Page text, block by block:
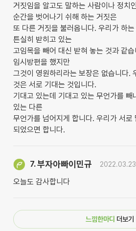
거짓임을 알고도 말하는 사람이나 정치
순간을 벗어나기 쉬해 하는 거짓은
또 다른 거짓을 불러옵니다. 우리가 하
튼실히 받히고 있는
고임목을 빼어 대신 받혀 놓는 것과 같
임시방편을 했지만
그것이 영원하리라는 보장은 없습니다.
것은 서로 기대는 것입니다.
기대고 있는데 기대고 있는 무언가를 빼
있는 다른
무언가를 넘어지게 합니다. 우리가 서로
되었으면 합니다.
7.부자아빠이민규
오늘도 감사합니다
느낌한마디 더보기